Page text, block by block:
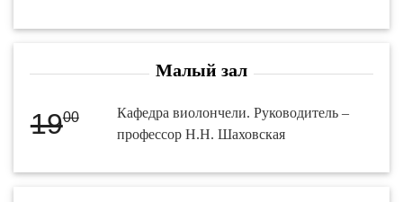
Малый зал
1900
Кафедра виолончели. Руководитель –
профессор Н.Н. Шаховская